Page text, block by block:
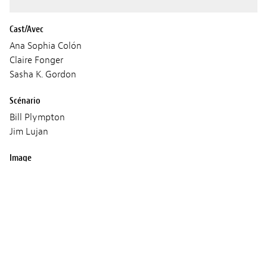
Cast/Avec
Ana Sophia Colón
Claire Fonger
Sasha K. Gordon
Scénario
Bill Plympton
Jim Lujan
Image